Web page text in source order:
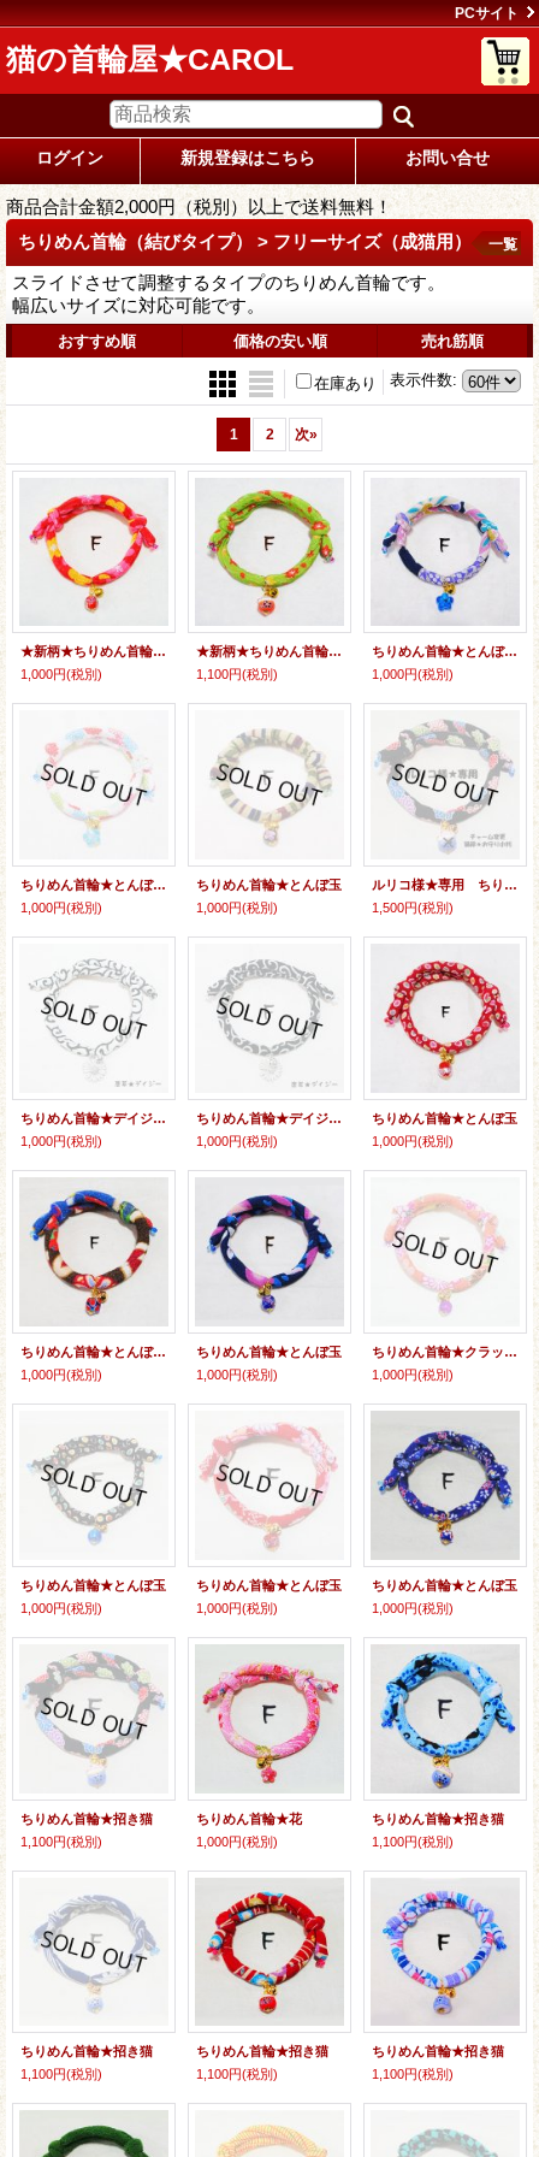
PCサイト
猫の首輪屋★CAROL
ログイン 新規登録はこちら お問い合せ
商品合計金額2,000円（税別）以上で送料無料！
ちりめん首輪（結びタイプ） > フリーサイズ（成猫用）
スライドさせて調整するタイプのちりめん首輪です。
幅広いサイズに対応可能です。
一覧
おすすめ順 価格の安い順 売れ筋順
表示件数:
在庫あり
1 2 次»
★新柄★ちりめん首輪★とんぼ玉
1,000円(税別)
★新柄★ちりめん首輪★招き猫
1,100円(税別)
ちりめん首輪★とんぼ玉（花）
1,000円(税別)
ちりめん首輪★とんぼ玉（花）
1,000円(税別)
ちりめん首輪★とんぼ玉
1,000円(税別)
ルリコ様★専用 ちりめん首輪＆猫鈴お守り小判
1,500円(税別)
ちりめん首輪★デイジー★唐草
1,000円(税別)
ちりめん首輪★デイジー★唐草
1,000円(税別)
ちりめん首輪★とんぼ玉
1,000円(税別)
ちりめん首輪★とんぼ玉（スクエア）
1,000円(税別)
ちりめん首輪★とんぼ玉
1,000円(税別)
ちりめん首輪★クラックビーズ
1,000円(税別)
ちりめん首輪★とんぼ玉
1,000円(税別)
ちりめん首輪★とんぼ玉
1,000円(税別)
ちりめん首輪★とんぼ玉
1,000円(税別)
ちりめん首輪★招き猫
1,100円(税別)
ちりめん首輪★花
1,000円(税別)
ちりめん首輪★招き猫
1,100円(税別)
ちりめん首輪★招き猫
1,100円(税別)
ちりめん首輪★招き猫
1,100円(税別)
ちりめん首輪★招き猫
1,100円(税別)